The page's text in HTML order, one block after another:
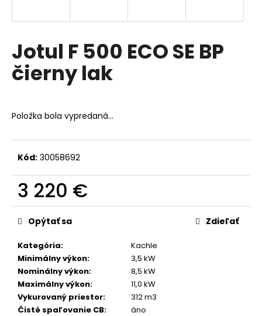
Jotul F 500 ECO SE BP
čierny lak
Položka bola vypredaná…
Kód: 30058692
3 220 €
Jednotková
cena:
Kategória:
Kachle
Minimálny výkon:
3,5 kW
Nominálny výkon:
8,5 kW
Maximálny výkon:
11,0 kW
Vykurovaný priestor:
312 m3
Čisté spaľovanie CB:
áno
Opýtať sa Zdieľať
s
ť
?
O
d
o
ú
č
a
m
e